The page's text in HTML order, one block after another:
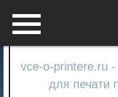
vce-o-printere.ru
для печати